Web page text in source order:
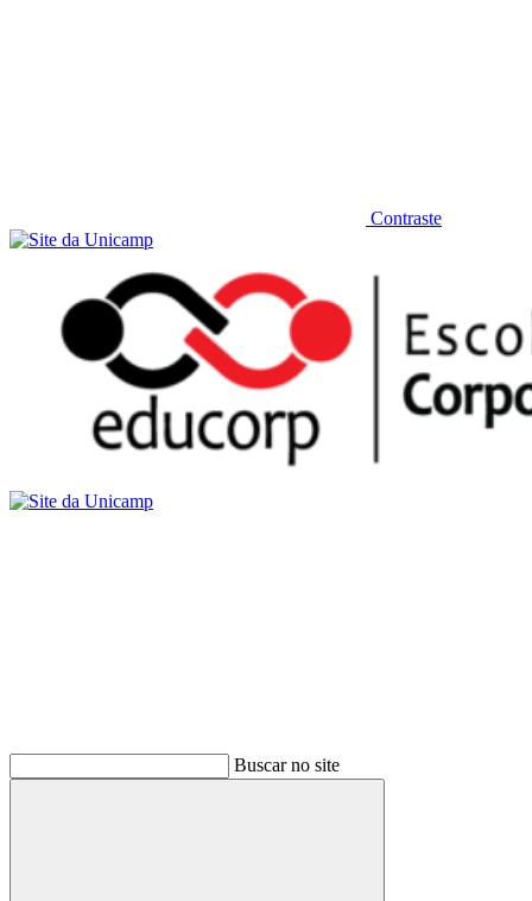
Contraste
Buscar no site